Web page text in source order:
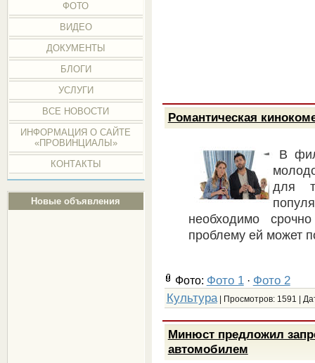
ФОТО
ВИДЕО
ДОКУМЕНТЫ
БЛОГИ
УСЛУГИ
ВСЕ НОВОСТИ
ИНФОРМАЦИЯ О САЙТЕ
«ПРОВИНЦИАЛЫ»
КОНТАКТЫ
Новые объявления
Романтическая
В
для
необходимо
проблему ей может
Фото: Фото 1· Фото 2
Культура| Просмотров: 1591 |
Минюст предложил
автомобилем